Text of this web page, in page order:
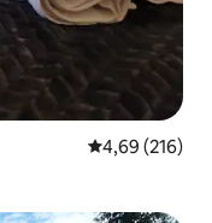
4,69 de uma
4,69 (216)